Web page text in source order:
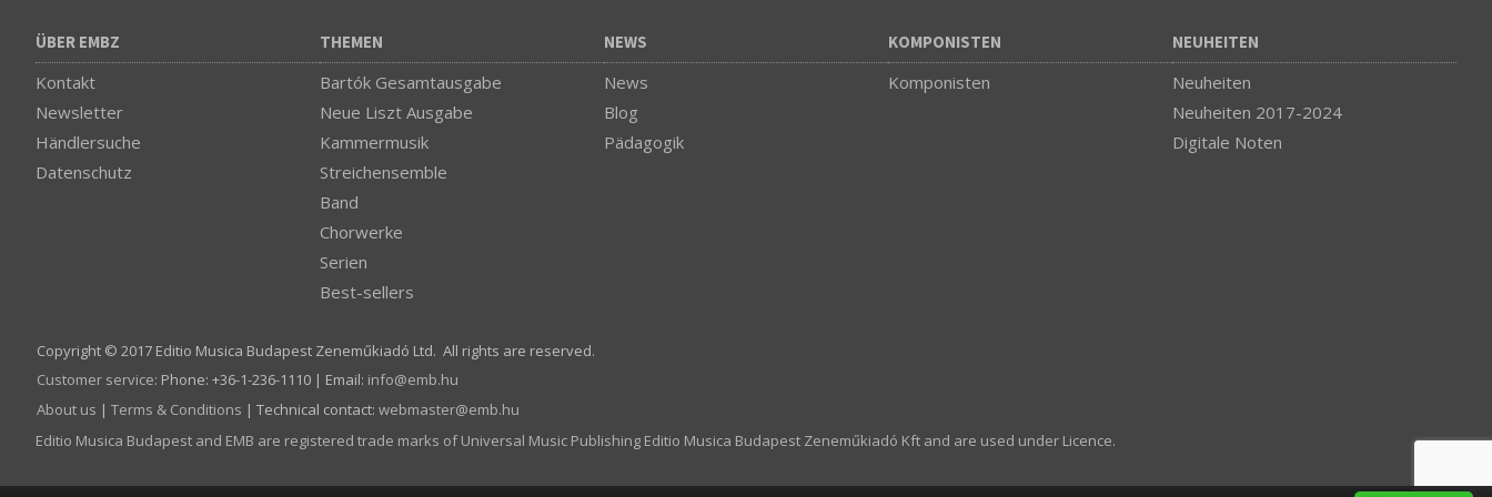
ÜBER EMBZ
Kontakt
Newsletter
Händlersuche
Datenschutz
THEMEN
Bartók Gesamtausgabe
Neue Liszt Ausgabe
Kammermusik
Streichensemble
Band
Chorwerke
Serien
Best-sellers
NEWS
News
Blog
Pädagogik
KOMPONISTEN
Komponisten
NEUHEITEN
Neuheiten
Neuheiten 2017-2024
Digitale Noten
Copyright © 2017 Editio Musica Budapest Zeneműkiadó Ltd. All rights are reserved.
Customer service: Phone: +36-1-236-1110 | Email: info­@­emb.hu
About us | Terms & Conditions | Technical contact: webmaster­@­emb.hu
Editio Musica Budapest and EMB are registered trade marks of Universal Music Publishing Editio Musica Budapest Zeneműkiadó Kft and are used under Licence.